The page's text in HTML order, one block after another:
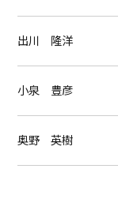
出川 隆洋
小泉 豊彦
奥野 英樹